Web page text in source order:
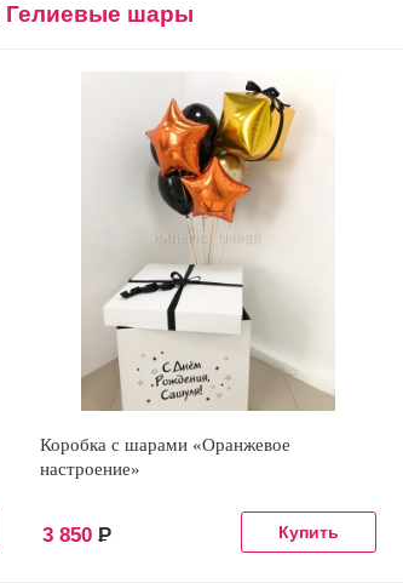
Гелиевые шары
Коробка с шарами «Оранжевое
настроение»
3 850 Р